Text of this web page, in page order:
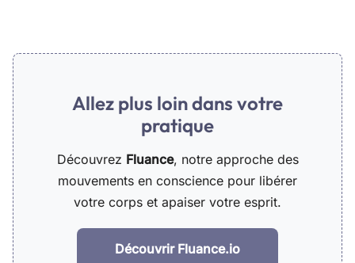
Allez plus loin dans votre
pratique
Découvrez Fluance, notre approche des
mouvements en conscience pour libérer
votre corps et apaiser votre esprit.
Découvrir Fluance.io